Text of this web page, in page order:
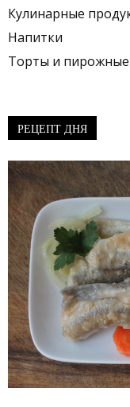
Кулинарные
Напитки
Торты и пирожные
РЕЦЕПТ ДНЯ